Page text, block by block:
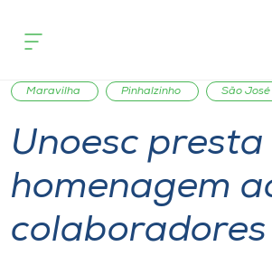
Cursos
Onde estamos
Pesquisa
Atendimento ao Estudante
Maravilha
Pinhalzinho São
Unoesc presta
homenagem
colaboradores